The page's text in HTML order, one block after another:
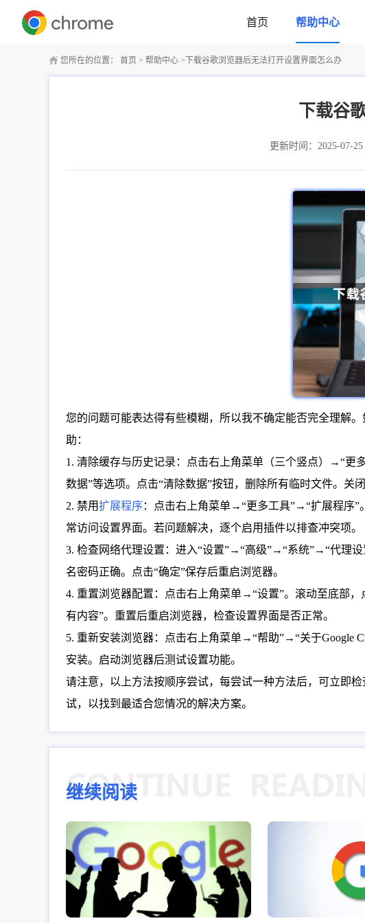
首页 帮助中心
您所在的位置： 首页 > 帮助中心 > 下载谷歌浏览器后无法打开设置界面怎么办
下载谷
更新时间：2025-07-25
您的问题可能表达得有些模糊，所以我不确定能否完全理解
助：
1. 清除缓存与历史记录：点击右上角菜单（三个竖点）→“更
数据”等选项。点击“清除数据”按钮，删除所有临时文件。关
2. 禁用扩展程序：点击右上角菜单→“更多工具”→“扩展程序”
常访问设置界面。若问题解决，逐个启用插件以排查冲突项。
3. 检查网络代理设置：进入“设置”→“高级”→“系统”→“代理
名密码正确。点击“确定”保存后重启浏览器。
4. 重置浏览器配置：点击右上角菜单→“设置”。滚动至底部
有内容”。重置后重启浏览器，检查设置界面是否正常。
5. 重新安装浏览器：点击右上角菜单→“帮助”→“关于Google
安装。启动浏览器后测试设置功能。
请注意，以上方法按顺序尝试，每尝试一种方法后，可立即
试，以找到最适合您情况的解决方案。
继续阅读